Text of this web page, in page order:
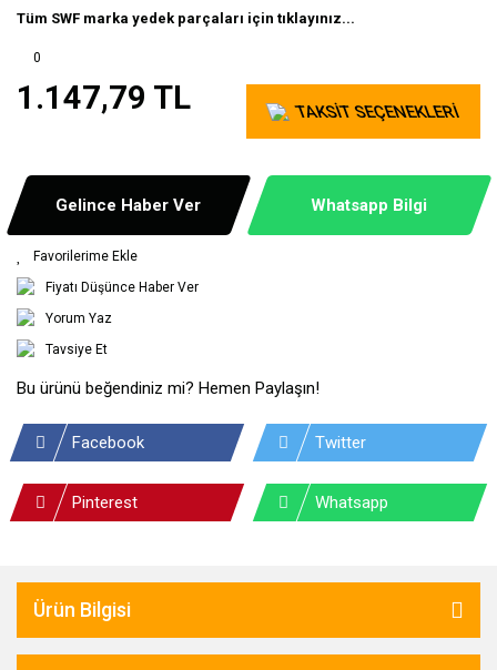
Tüm SWF marka yedek parçaları için tıklayınız...
0
1.147,79 TL TAKSİT SEÇENEKLERİ
Gelince Haber Ver Whatsapp Bilgi
Fiyatı Düşünce Haber Ver
Yorum Yaz
Tavsiye Et
Bu ürünü beğendiniz mi? Hemen Paylaşın!
Facebook Twitter
Pinterest Whatsapp
Ürün Bilgisi